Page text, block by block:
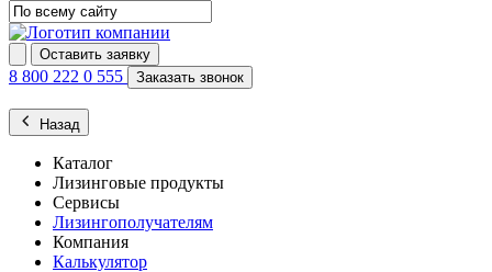
Оставить заявку
8 800 222 0 555 Заказать звонок
Назад
Каталог
Лизинговые продукты
Сервисы
Лизингополучателям
Компания
Калькулятор